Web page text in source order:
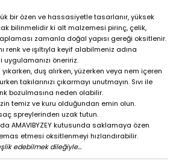
bir özen ve hassasiyetle tasarlanır, yüksek
bilinmelidir ki alt malzemesi pirinç, çelik,
zamanla doğal yapısı gereği oksitlenir.
renk ve ışıltıyla keyif alabilmeniz adına
öneririz.
duş alırken, yüzerken veya nem içeren
takılarınızı çıkarmayı unutmayın. Sıvı ile
bozulmasına neden olabilir.
temiz ve kuru olduğundan emin olun.
spreylerinden uzak tutun.
AMAVIBYZEY kutusunda saklamaya özen
etmesi oksitlenmeyi hızlandırabilir.
edebilmek dileğiyle...